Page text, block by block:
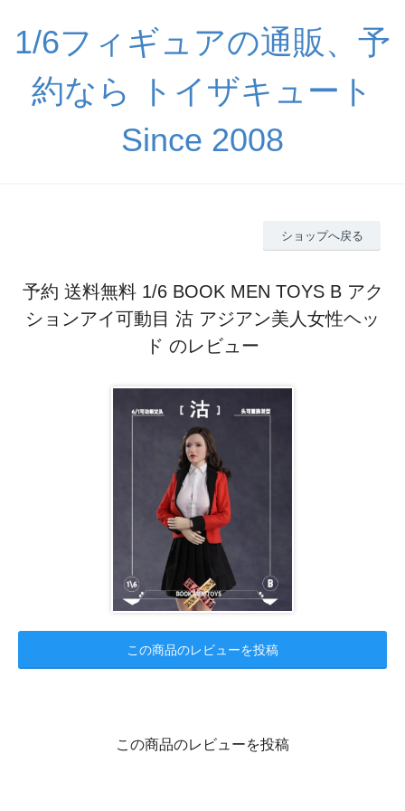
1/6フィギュアの通販、予
約なら トイザキュート
Since 2008
ショップへ戻る
予約 送料無料 1/6 BOOK MEN TOYS B アク
ションアイ可動目 沽 アジアン美人女性ヘッ
ド のレビュー
この商品のレビューを投稿
この商品のレビューを投稿